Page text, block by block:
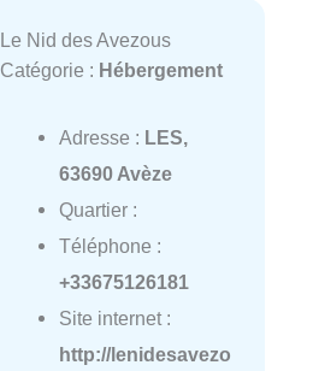
Le Nid des Avezous
Catégorie : Hébergement
Adresse : LES,
63690 Avèze
Quartier :
Téléphone :
+33675126181
Site internet :
http://lenidesavezo